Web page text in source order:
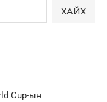
ХАЙХ
Cup-ын